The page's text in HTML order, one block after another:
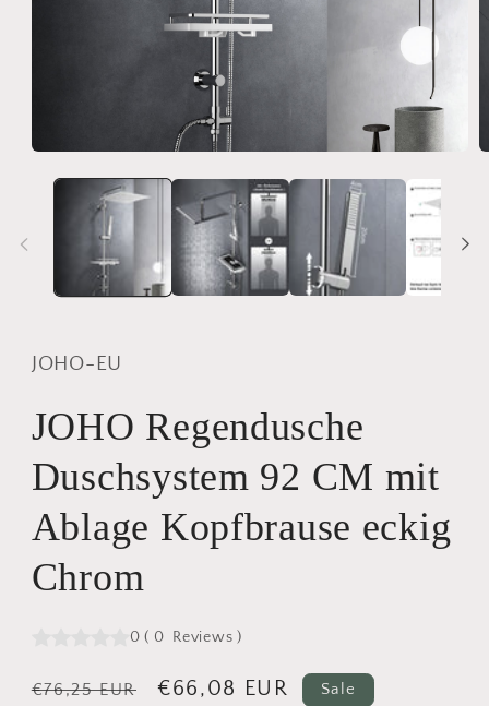
JOHO-EU
JOHO Regendusche
Duschsystem 92 CM mit
Ablage Kopfbrause eckig
Chrom
0( 0 Reviews )
Normaler
€76,25 EUR Verkaufspreis
€66,08 EUR Sale